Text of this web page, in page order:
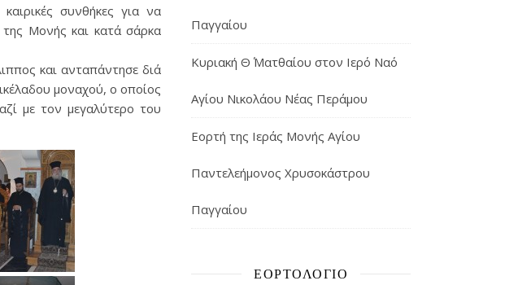
συνθήκες για να
Μονής και κατά σάρκα
και ανταπάντησε διά
μοναχού, ο οποίος
με τον μεγαλύτερο του
Παγγαίου
Κυριακή Θ΄ Ματθαίου στον Ιερό Ναό
Αγίου Νικολάου Νέας Περάμου
Εορτή της Ιεράς Μονής Αγίου
Παντελεήμονος Χρυσοκάστρου
Παγγαίου
ΕΟΡΤΟΛΌΓΙΟ